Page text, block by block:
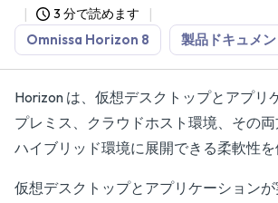
3 分で読めます
Omnissa Horizon 8 製品ドキュメン
Horizon は、仮想デスクトップとアプリ
プレミス、クラウドホスト環境、その
ハイブリッド環境に展開できる柔軟性を
仮想デスクトップとアプリケーション